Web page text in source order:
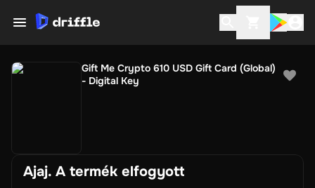
Gift Me Crypto 610 USD Gift Card (Global)
- Digital Key
Ajaj. A termék elfogyott